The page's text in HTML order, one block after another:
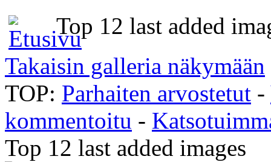
Top 12 last added
Takaisin galleria näkymään
TOP: Parhaiten arvostetut -
kommentoitu -
Top 12 last added images